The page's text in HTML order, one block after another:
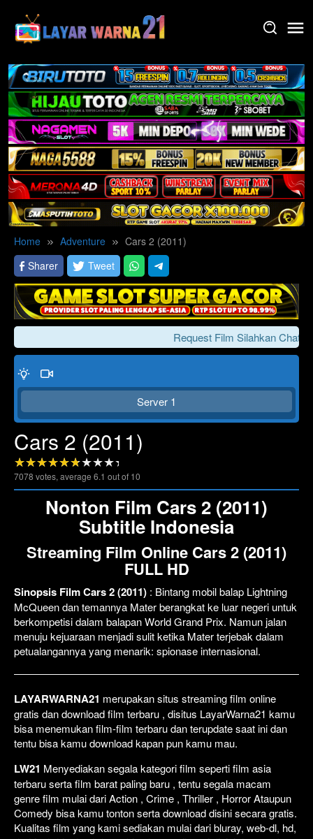
content
Home Adventure
Cars 2 (2011)
Sharer
Tweet
Request Film Silahkan Chat
Lewati >>>
Click To Play
Server 1
Cars 2 (2011)
7078 votes, average 6.1 out of 10
Nonton Film Cars 2 (2011)
Subtitle Indonesia
Streaming Film Online Cars 2 (2011)
FULL HD
Sinopsis Film Cars 2 (2011) : Bintang mobil balap Lightning
McQueen dan temannya Mater berangkat ke luar negeri untuk
berkompetisi dalam balapan World Grand Prix. Namun jalan
menuju kejuaraan menjadi sulit ketika Mater terjebak dalam
petualangannya yang menarik: spionase internasional.
LAYARWARNA21 merupakan situs streaming film online
gratis dan download film terbaru , disitus LayarWarna21 kamu
bisa menemukan film-film terbaru dan terupdate saat ini dan
tentu bisa kamu download kapan pun kamu mau.
LW21 Menyediakan segala kategori film seperti film asia
terbaru serta film barat paling baru , tentu segala macam
genre film mulai dari Action , Crime , Thriller , Horror Ataupun
Comedy bisa kamu tonton serta download disini secara gratis.
Kualitas film yang kami sediakan mulai dari bluray, web-dl, hd,